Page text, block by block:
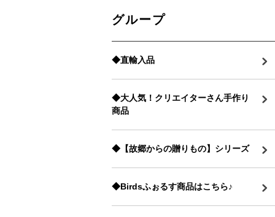
グループ
◆直輸入品
◆大人気！クリエイターさん手作り
商品
◆【故郷からの贈りもの】シリーズ
◆Birdsふぉるす商品はこちら♪